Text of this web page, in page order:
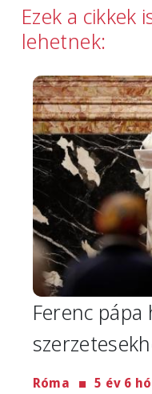
Ezek a cikkek
lehetnek:
Image
Ferenc pápa
Róma 5 év 6